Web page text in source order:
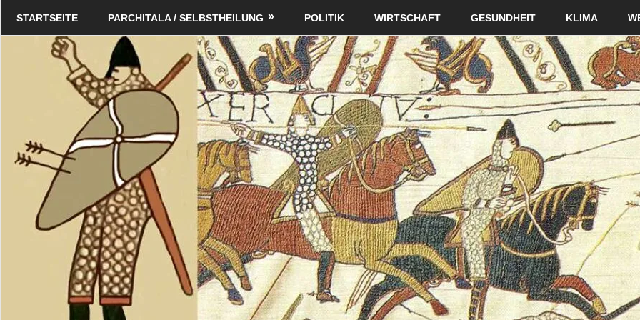
Schildverlag
STARTSEITE PARCHITALA / SELBSTHEILUNG POLITIK WIRTSCHAFT GESUNDHEIT KLIMA